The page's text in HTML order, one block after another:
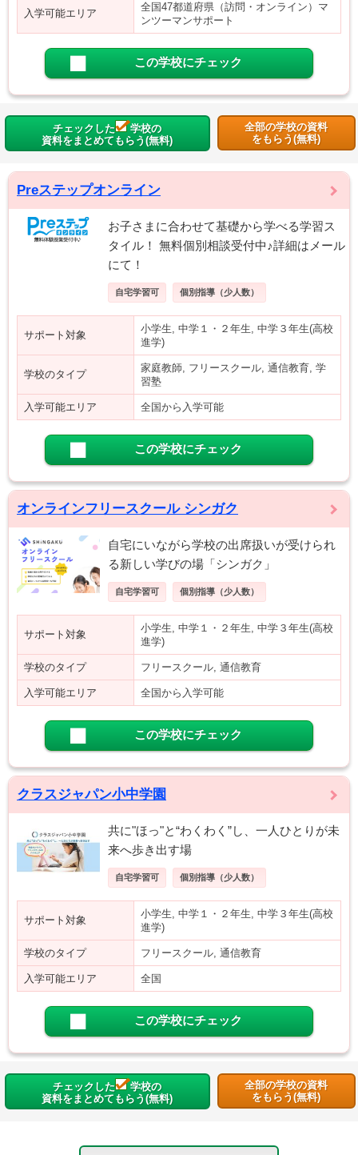
入学可能エリア
全国47都道府県（訪問・オンライン）マ
ンツーマンサポート
この学校にチェック
チェックした
学校の
資料をまとめてもらう(無料)
全部の学校の資料
をもらう(無料)
Preステップオンライン
お子さまに合わせて基礎から学べる学習ス
タイル！ 無料個別相談受付中♪詳細はメール
にて！
自宅学習可 個別指導（少人数）
サポート対象
小学生, 中学１・２年生, 中学３年生(高校
進学)
学校のタイプ
家庭教師, フリースクール, 通信教育, 学
習塾
入学可能エリア 全国から入学可能
この学校にチェック
オンラインフリースクール シンガク
自宅にいながら学校の出席扱いが受けられ
る新しい学びの場「シンガク」
自宅学習可 個別指導（少人数）
サポート対象
小学生, 中学１・２年生, 中学３年生(高校
進学)
学校のタイプ フリースクール, 通信教育
入学可能エリア 全国から入学可能
この学校にチェック
クラスジャパン小中学園
共に"ほっ"と“わくわく”し、一人ひとりが未
来へ歩き出す場
自宅学習可 個別指導（少人数）
サポート対象
小学生, 中学１・２年生, 中学３年生(高校
進学)
学校のタイプ フリースクール, 通信教育
入学可能エリア 全国
この学校にチェック
チェックした
学校の
資料をまとめてもらう(無料)
全部の学校の資料
をもらう(無料)